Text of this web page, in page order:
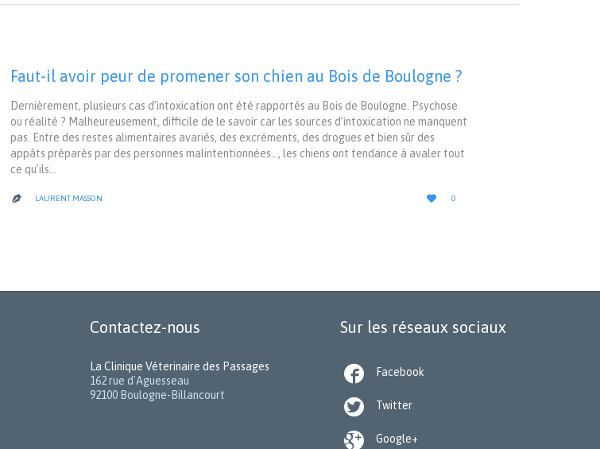
Faut-il avoir peur de promener son chien au Bois de Boulogne ?
Dernièrement, plusieurs cas d’intoxication ont été rapportés au Bois de Boulogne. Psychose
ou réalité ? Malheureusement, difficile de le savoir car les sources d’intoxication ne manquent
pas. Entre des restes alimentaires avariés, des excréments, des drogues et bien sûr des
appâts préparés par des personnes malintentionnées…, les chiens ont tendance à avaler tout
ce qu’ils…
 LAURENT MASSON 
LOVE
IT
0
Contactez-nous
La Clinique Véterinaire des Passages
162 rue d'Aguesseau
92100 Boulogne-Billancourt
Sur les réseaux sociaux
 Facebook
 Twitter
 Google+